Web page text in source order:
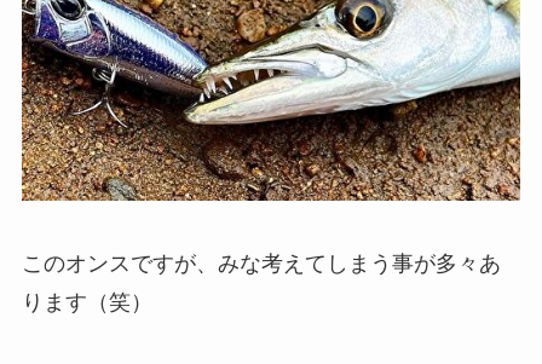
このオンスですが、みな考えてしまう事が多々あ
ります（笑）